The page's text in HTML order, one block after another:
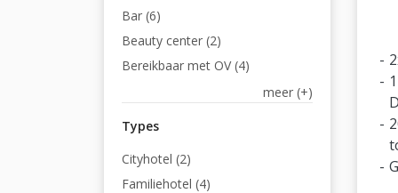
Bar (6)
Beauty center (2)
Bereikbaar met OV (4)
meer (+)
Types
Cityhotel (2)
Familiehotel (4)